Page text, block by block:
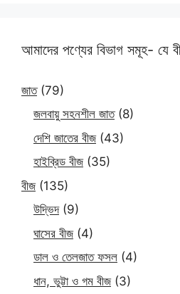
আমাদের পণ্যের বিভাগ সমূহ- যে
জাত (79)
জলবায়ু সহনশীল জাত (8)
দেশি জাতের বীজ (43)
হাইব্রিড বীজ (35)
বীজ (135)
উদ্ভিদ (9)
ঘাসের বীজ (4)
ডাল ও তেলজাত ফসল (4)
ধান, ভুট্টা ও গম বীজ (3)